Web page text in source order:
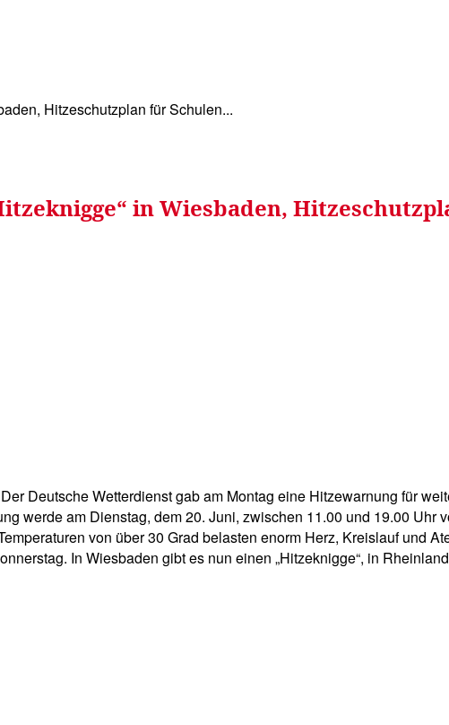
Hitzeschutzplan für Schulen...
in Wiesbaden,
Deutsche Wetterdienst gab am Montag eine Hitzewarnung für
werde am Dienstag, dem 20. Juni, zwischen 11.00 und 19.00 Uhr
von über 30 Grad belasten enorm Herz, Kreislauf und
In Wiesbaden gibt es nun einen „Hitzeknigge“, in